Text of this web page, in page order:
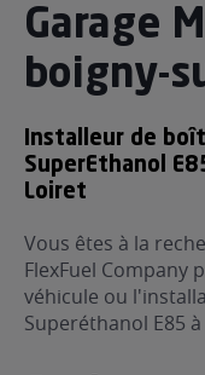
le Décalaminage
E85
garagiste
garagiste
Garage
boigny-
Installeur de
SuperEthanol
Loiret
Vous êtes à la
FlexFuel Company
véhicule ou
Superéthanol E85